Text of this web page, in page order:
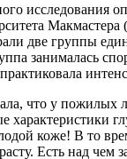
исследования
Макмастера
две группы
занималась
что у пожилых
характеристики
коже! В то
Есть над чем